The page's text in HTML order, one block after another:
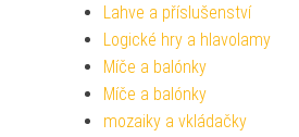
Lahve a příslušenství
Logické hry a hlavolamy
Míče a balónky
Míče a balónky
mozaiky a vkládačky